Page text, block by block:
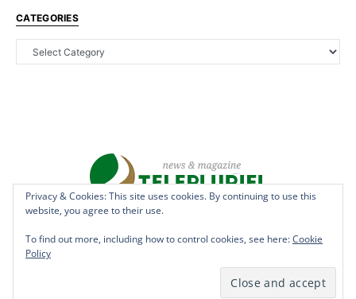
CATEGORIES
Copyright © 2022 - teleplurielhaiti.com | *** Designed, Managed &
Terms
Disclaimer Contact
Privacy & Cookies: This site uses cookies. By continuing to use this
website, you agree to their use.
To find out more, including how to control cookies, see here:Cookie
Policy